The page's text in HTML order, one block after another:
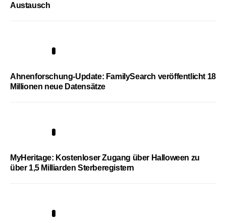
Austausch
Ahnenforschung-Update: FamilySearch veröffentlicht 18
Millionen neue Datensätze
MyHeritage: Kostenloser Zugang über Halloween zu
über 1,5 Milliarden Sterberegistern